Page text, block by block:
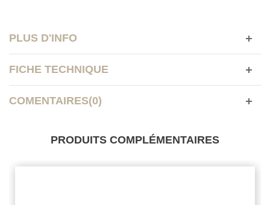
PLUS D'INFO
FICHE TECHNIQUE
COMENTAIRES(0)
PRODUITS COMPLÉMENTAIRES